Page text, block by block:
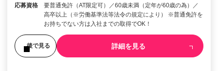
応募資格
要普通免許（AT限定可）／60歳未満（定年が60歳の為）／
高卒以上（※労働基準法等法令の規定により） ※普通免許を
お持ちでない方は入社までの取得でOK！
後で見る 詳細を見る